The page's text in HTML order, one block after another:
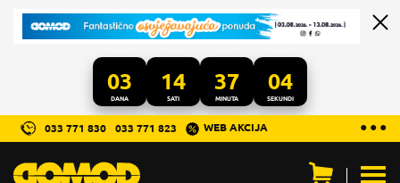
03
DANA
14
SATI
37
MINUTA
04
SEKUNDI
...
● ● ●
033 771 830 033 771 823 WEB AKCIJA